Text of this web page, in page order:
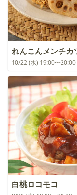
れんこんメンチカ
10/22 (水) 19:00〜20:00
白桃ロコモコ